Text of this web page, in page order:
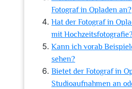
Fotograf in Opladen an?
Hat der Fotograf in
mit
Kann ich vorab
sehen?
Bietet der Fotograf in
Studioaufnahmen an